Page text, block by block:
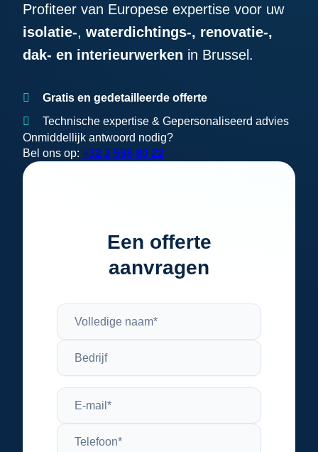
Profiteer van Europese expertise voor uw
isolatie-, waterdichtings-, renovatie-,
dak- en interieurwerken in Brussel.
Gratis en gedetailleerde offerte
Technische expertise & Gepersonaliseerd advies
Onmiddellijk antwoord nodig?
Bel ons op: +32 2 538 80 22
Een offerte
aanvragen